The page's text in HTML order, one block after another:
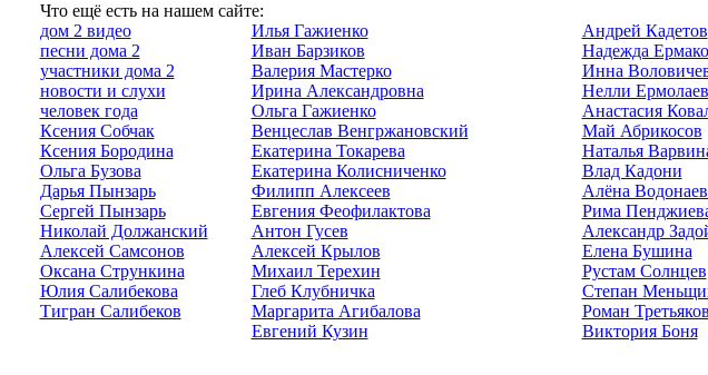
Что ещё есть на нашем сайте:
дом 2 видео
песни дома 2
участники дома 2
новости и слухи
человек года
Ксения Собчак
Ксения Бородина
Ольга Бузова
Дарья Пынзарь
Сергей Пынзарь
Николай Должанский
Алексей Самсонов
Оксана Стрункина
Юлия Салибекова
Тигран Салибеков
Илья Гажиенко
Иван Барзиков
Валерия Мастерко
Ирина Александровна
Ольга Гажиенко
Венцеслав Венгржановский
Екатерина Токарева
Екатерина Колисниченко
Филипп Алексеев
Евгения Феофилактова
Антон Гусев
Алексей Крылов
Михаил Терехин
Глеб Клубничка
Маргарита Агибалова
Евгений Кузин
Андрей Кадетов
Надежда
Инна
Нелли
Анастасия
Май Абрикосов
Наталья
Влад Кадони
Алёна
Рима
Александр
Елена Бушина
Рустам Солнцев
Степан
Роман Третьяков
Виктория Боня